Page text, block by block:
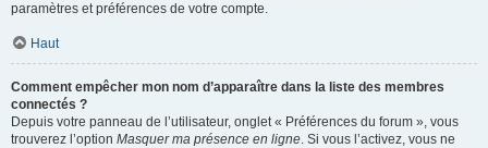
paramètres et préférences de votre compte.
Haut
Comment empêcher mon nom d’apparaître dans la liste des membres
connectés ?
Depuis votre panneau de l’utilisateur, onglet « Préférences du forum », vous
trouverez l’option Masquer ma présence en ligne. Si vous l’activez, vous ne